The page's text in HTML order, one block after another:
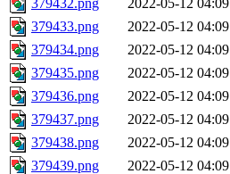
379432.png
2022-05-12 04:09
379433.png
2022-05-12 04:09
379434.png
2022-05-12 04:09
379435.png
2022-05-12 04:09
379436.png
2022-05-12 04:09
379437.png
2022-05-12 04:09
379438.png
2022-05-12 04:09
379439.png
2022-05-12 04:09